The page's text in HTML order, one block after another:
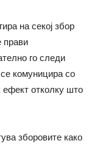
на секој збор
прави
го следи
се комуницира со
отколку што
зборовите како